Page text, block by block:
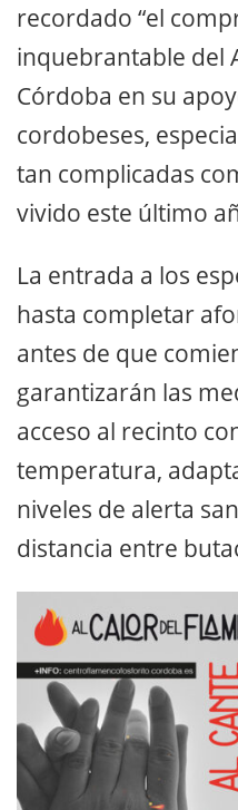
recordado “el
inquebrantable del
Córdoba en su
cordobeses,
tan complicadas
vivido este último
La entrada a los
hasta completar
antes de que
garantizarán las
acceso al recinto
temperatura,
niveles de alerta
distancia entre